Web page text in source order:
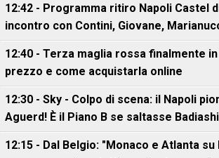
12:42 - Programma ritiro Napoli Castel
incontro con Contini, Giovane,
12:40 - Terza maglia rossa finalmente
prezzo e come acquistarla online
12:30 - Sky - Colpo di scena: il Napoli
Aguerd! È il Piano B se saltasse
12:15 - Dal Belgio: "Monaco e Atlanta su